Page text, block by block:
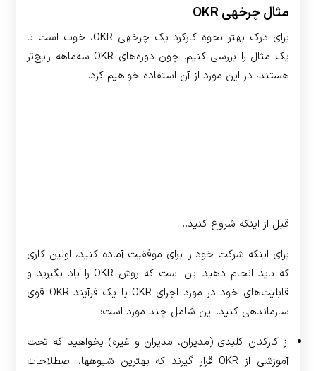
مثال چرخه­ی OKR
برای درک بهتر نحوه کارکرد یک چرخه­ی OKR، خوب است تا
یک مثال را بررسی کنیم. چون دوره‌های OKR سه‌ماهه رایج‌تر
هستند، در این مورد از آن استفاده خواهیم کرد.
قبل از اینکه شروع کنید…
برای اینکه شرکت خود را برای موفقیت آماده کنید، اولین کاری
که باید انجام دهید این است که روش OKR را یاد بگیرید و
قابلیت‌های خود در مورد اجرای OKR با یک فرآیند OKR قوی
سازماندهی کنید. این شامل چند مورد است:
از کارکنان کلیدی (مدیران، مدیران و غیره) بخواهید که تحت
آموزشی از OKR قرار گیرند که بهترین شیوه­ها، اصطلاحات